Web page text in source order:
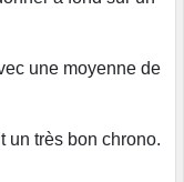
une moyenne de
un très bon chrono.